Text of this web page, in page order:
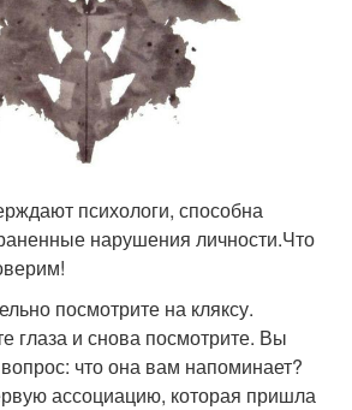
психологи, способна
нарушения личности.Что
посмотрите на кляксу.
глаза и снова посмотрите. Вы
что она вам напоминает?
ассоциацию, которая пришла